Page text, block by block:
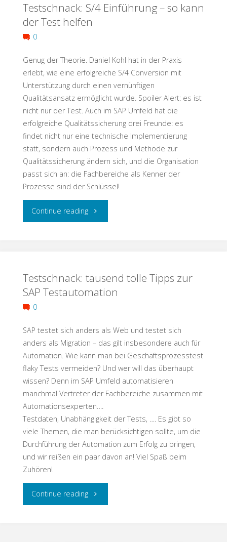
Client"
Testschnack: S/4 Einführung – so kann
der Test helfen
0
Genug der Theorie. Daniel Kohl hat in der Praxis
erlebt, wie eine erfolgreiche S/4 Conversion mit
Unterstützung durch einen vernünftigen
Qualitätsansatz ermöglicht wurde. Spoiler Alert: es ist
nicht nur der Test. Auch im SAP Umfeld hat die
erfolgreiche Qualitätssicherung drei Freunde: es
findet nicht nur eine technische Implementierung
statt, sondern auch Prozess und Methode zur
Qualitätssicherung ändern sich, und die Organisation
passt sich an: die Fachbereiche als Kenner der
Prozesse sind der Schlüssel!
Continue reading"Testschnack:
–
so
der
helfen"
Testschnack: tausend tolle Tipps zur
SAP Testautomation
0
SAP testet sich anders als Web und testet sich
anders als Migration – das gilt insbesondere auch für
Automation. Wie kann man bei Geschäftsprozesstest
flaky Tests vermeiden? Und wer will das überhaupt
wissen? Denn im SAP Umfeld automatisieren
manchmal Vertreter der Fachbereiche zusammen mit
Automationsexperten….
Testdaten, Unabhängigkeit der Tests, …. Es gibt so
viele Themen, die man berücksichtigen sollte, um die
Durchführung der Automation zum Erfolg zu bringen,
und wir reißen ein paar davon an! Viel Spaß beim
Zuhören!
Continue reading"Testschnack: